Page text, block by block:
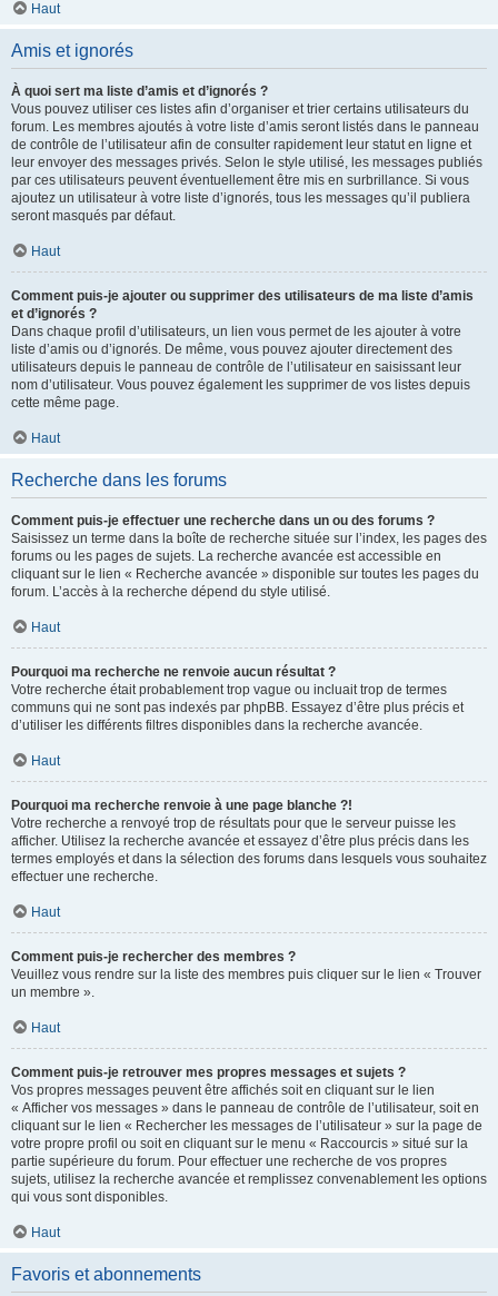
Haut
Amis et ignorés
À quoi sert ma liste d’amis et d’ignorés ?
Vous pouvez utiliser ces listes afin d’organiser et trier certains utilisateurs du
forum. Les membres ajoutés à votre liste d’amis seront listés dans le panneau
de contrôle de l’utilisateur afin de consulter rapidement leur statut en ligne et
leur envoyer des messages privés. Selon le style utilisé, les messages publiés
par ces utilisateurs peuvent éventuellement être mis en surbrillance. Si vous
ajoutez un utilisateur à votre liste d’ignorés, tous les messages qu’il publiera
seront masqués par défaut.
Haut
Comment puis-je ajouter ou supprimer des utilisateurs de ma liste d’amis
et d’ignorés ?
Dans chaque profil d’utilisateurs, un lien vous permet de les ajouter à votre
liste d’amis ou d’ignorés. De même, vous pouvez ajouter directement des
utilisateurs depuis le panneau de contrôle de l’utilisateur en saisissant leur
nom d’utilisateur. Vous pouvez également les supprimer de vos listes depuis
cette même page.
Haut
Recherche dans les forums
Comment puis-je effectuer une recherche dans un ou des forums ?
Saisissez un terme dans la boîte de recherche située sur l’index, les pages des
forums ou les pages de sujets. La recherche avancée est accessible en
cliquant sur le lien « Recherche avancée » disponible sur toutes les pages du
forum. L’accès à la recherche dépend du style utilisé.
Haut
Pourquoi ma recherche ne renvoie aucun résultat ?
Votre recherche était probablement trop vague ou incluait trop de termes
communs qui ne sont pas indexés par phpBB. Essayez d’être plus précis et
d’utiliser les différents filtres disponibles dans la recherche avancée.
Haut
Pourquoi ma recherche renvoie à une page blanche ?!
Votre recherche a renvoyé trop de résultats pour que le serveur puisse les
afficher. Utilisez la recherche avancée et essayez d’être plus précis dans les
termes employés et dans la sélection des forums dans lesquels vous souhaitez
effectuer une recherche.
Haut
Comment puis-je rechercher des membres ?
Veuillez vous rendre sur la liste des membres puis cliquer sur le lien « Trouver
un membre ».
Haut
Comment puis-je retrouver mes propres messages et sujets ?
Vos propres messages peuvent être affichés soit en cliquant sur le lien
« Afficher vos messages » dans le panneau de contrôle de l’utilisateur, soit en
cliquant sur le lien « Rechercher les messages de l’utilisateur » sur la page de
votre propre profil ou soit en cliquant sur le menu « Raccourcis » situé sur la
partie supérieure du forum. Pour effectuer une recherche de vos propres
sujets, utilisez la recherche avancée et remplissez convenablement les options
qui vous sont disponibles.
Haut
Favoris et abonnements